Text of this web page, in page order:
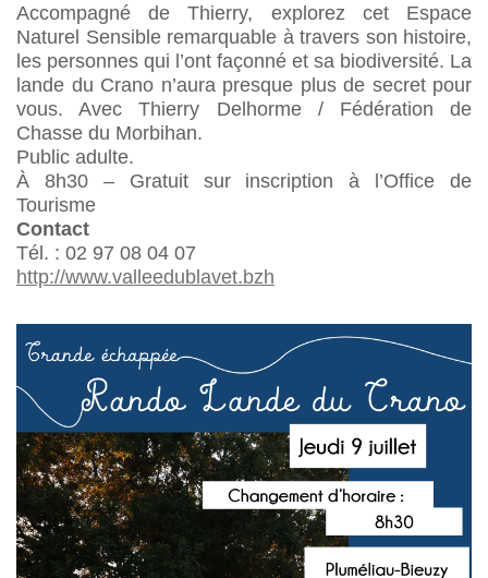
Accompagné de Thierry, explorez cet Espace
Naturel Sensible remarquable à travers son histoire,
les personnes qui l’ont façonné et sa biodiversité. La
lande du Crano n’aura presque plus de secret pour
vous. Avec Thierry Delhorme / Fédération de
Chasse du Morbihan.
Public adulte.
À 8h30 – Gratuit sur inscription à l’Office de
Tourisme
Contact
Tél. : 02 97 08 04 07
http://www.valleedublavet.bzh